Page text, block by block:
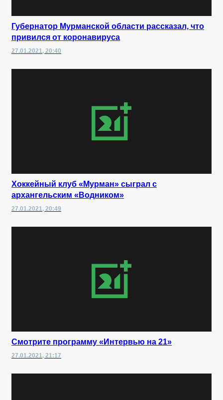
Губернатор Мурманской области рассказал, что
привился от коронавируса
27.01.2021, 20:40
Хоккейный клуб «Мурман» сыграл с
архангельским «Водником»
27.01.2021, 20:49
Смотрите программу «Интервью на 21»
27.01.2021, 21:17